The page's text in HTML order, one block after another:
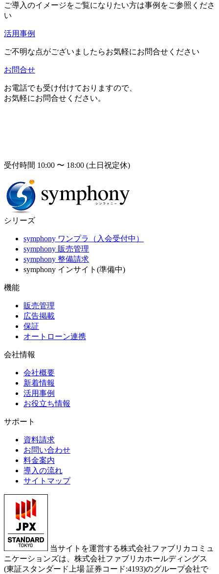
ご導入のイメージをご覧になりたい方は事例をご参照くださ
い
活用事例
ご不明な点がございましたらお気軽にお問合せください
お問合せ
お電話でも受け付けておりますので、
お気軽にお問合せください。
受付時間 10:00 〜 18:00 (土日祝定休)
シリーズ
symphony ワンプラ（入会受付中）
symphony 販売管理
symphony 整備請求
symphony インサイト(準備中)
機能
販売管理
広告掲載
保証
オートローン連携
会社情報
会社概要
新着情報
活用事例
お役立ち情報
サポート
資料請求
お問い合わせ
料金案内
導入の流れ
サイトマップ
当サイトを運営する株式会社ファブリカコミュ
ニケーションズは、株式会社ファブリカホールディングス
(東証スタンダード上場 証券コード:4193)のグループ会社で